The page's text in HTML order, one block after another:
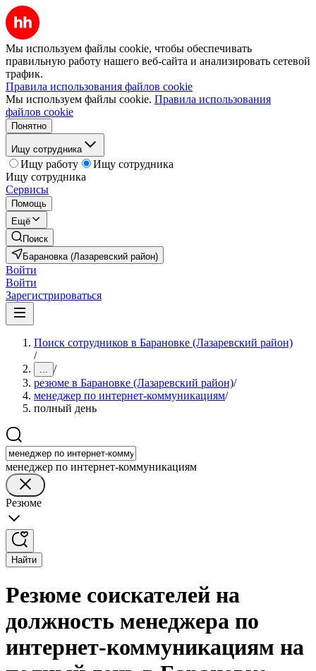
Мы используем файлы cookie, чтобы обеспечивать
правильную работу нашего веб-сайта и анализировать сетевой
трафик.
Правила использования файлов cookie
Мы используем файлы cookie. Правила использования
файлов cookie
Понятно
Ищу сотрудника
Ищу работу
Ищу сотрудника
Ищу сотрудника
Сервисы
Помощь
Ещё
Поиск
Барановка (Лазаревский район)
Войти
Войти
Зарегистрироваться
Поиск сотрудников в Барановке (Лазаревский район)
/
... /
резюме в Барановке (Лазаревский район)/
менеджер по интернет-коммуникациям/
полный день
менеджер по интернет-коммуникациям
Резюме
Найти
Резюме соискателей на
должность менеджера по
интернет-коммуникациям на